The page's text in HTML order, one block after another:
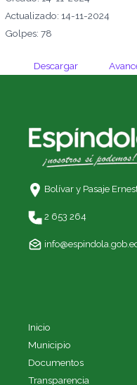
Actualizado: 14-11-2024
Golpes: 78
Descargar
Bolívar y Pasaje
2 653 264
Inicio
Municipio
Documentos
Transparencia